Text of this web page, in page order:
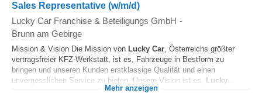
Sales Representative (w/m/d)
Lucky Car Franchise & Beteiligungs GmbH -
Brunn am Gebirge
Mission & Vision Die Mission von Lucky Car, Österreichs größter
vertragsfreier KFZ-Werkstatt, ist es, Fahrzeuge in Bestform zu
bringen und unseren Kunden erstklassige Qualität und einen
unvergesslichen Service zu bieten. Unsere Vision ist es, Lucky
Mehr anzeigen